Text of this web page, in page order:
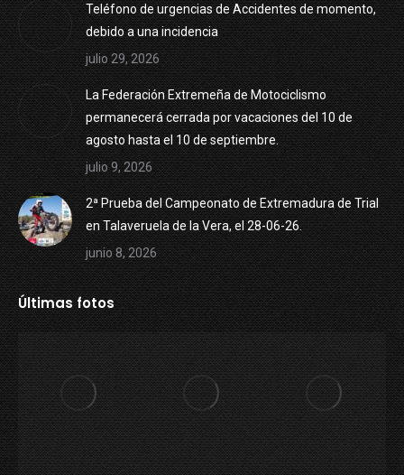
Teléfono de urgencias de Accidentes de momento,
debido a una incidencia
julio 29, 2026
La Federación Extremeña de Motociclismo
permanecerá cerrada por vacaciones del 10 de
agosto hasta el 10 de septiembre.
julio 9, 2026
2ª Prueba del Campeonato de Extremadura de Trial
en Talaveruela de la Vera, el 28-06-26.
junio 8, 2026
Últimas fotos